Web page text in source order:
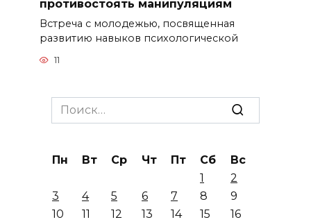
противостоять манипуляциям
Встреча с молодежью, посвященная
развитию навыков психологической
11
Search
for:
Пн Вт Ср Чт Пт Сб
Вс
1
2
3
4 5 6 7 8
9
10
11 12 13 14 15
16